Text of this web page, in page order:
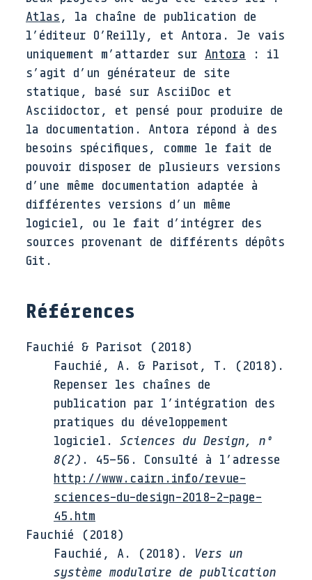
Atlas , la chaîne de publication de
l’éditeur O’Reilly, et Antora. Je vais
uniquement m’attarder sur Antora : il
s’agit d’un générateur de site
statique, basé sur AsciiDoc et
Asciidoctor, et pensé pour produire de
la documentation. Antora répond à des
besoins spécifiques, comme le fait de
pouvoir disposer de plusieurs versions
d’une même documentation adaptée à
différentes versions d’un même
logiciel, ou le fait d’intégrer des
sources provenant de différents dépôts
Git.
Références
Fauchié & Parisot (2018)
Fauchié , A. & Parisot , T. (2018).
Repenser les chaînes de
publication par l’intégration des
pratiques du développement
logiciel . Sciences du Design, n°
8(2) . 45–56 . Consulté à l’adresse
http://www.cairn.info/revue-
sciences-du-design-2018-2-page-
45.htm
Fauchié (2018)
Fauchié , A. (2018). Vers un
système modulaire de publication